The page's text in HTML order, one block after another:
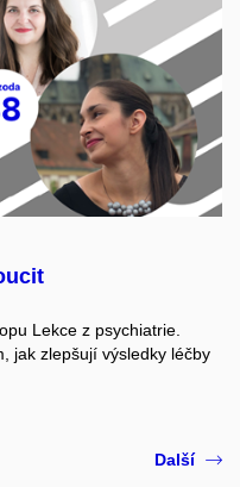
Lekce z psychiatrie.
jak zlepšují výsledky léčby
Další